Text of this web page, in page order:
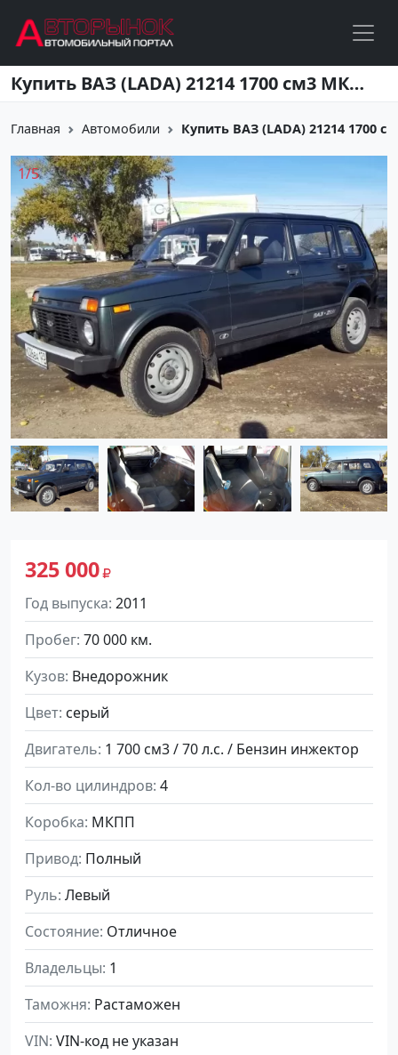
Перейти к основному содержанию Купить ВАЗ (LADA) 21214 1700 см3 МКПП (70 л.с.) Бензин инжектор в Кропоткин: цвет серый Внедорожник 2011 года по цене 325000 рублей, объявление №5277 на сайте Авторынок23
Главная Автомобили Купить ВАЗ (LADA) 21214 1700
325 000
Год выпуска 2011
Пробег 70 000 км.
Кузов Внедорожник
Цвет серый
Двигатель 1 700 см3 / 70 л.с. / Бензин инжектор
Кол-во цилиндров 4
Коробка МКПП
Привод Полный
Руль Левый
Состояние Отличное
Владельцы 1
Таможня Растаможен
VIN VIN-код не указан
1/5